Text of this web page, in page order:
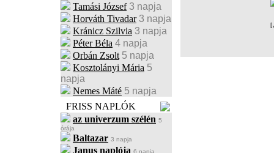
Tamási József 3 napja
Horváth Tivadar 3 napja
Kránicz Szilvia 3 napja
Péter Béla 4 napja
Orbán Zsolt 5 napja
Kosztolányi Mária 5
napja
Nemes Máté 5 napja
FRISS NAPLÓK
az univerzum szélén 5
órája
Baltazar 3 napja
Janus naplója 6 napja
[